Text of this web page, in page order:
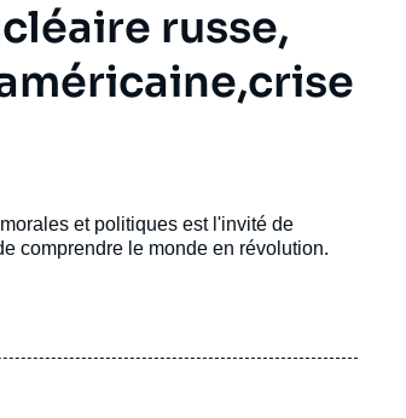
russe,
et politiques est l'invité de
comprendre le monde en révolution.